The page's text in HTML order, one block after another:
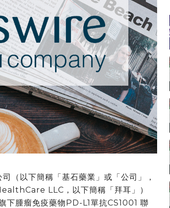
（以下簡稱「基石藥業」或「公司」，
LLC，以下簡稱「拜耳」）
下腫瘤免疫藥物PD-L1單抗CS1001 聯